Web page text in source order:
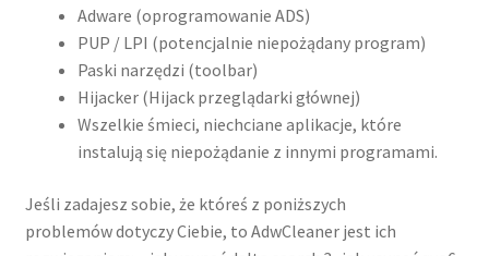
Adware (oprogramowanie ADS)
PUP / LPI (potencjalnie niepożądany program)
Paski narzędzi (toolbar)
Hijacker (Hijack przeglądarki głównej)
Wszelkie śmieci, niechciane aplikacje, które
instalują się niepożądanie z innymi programami.
Jeśli zadajesz sobie, że któreś z poniższych
problemów dotyczy Ciebie, to AdwCleaner jest ich